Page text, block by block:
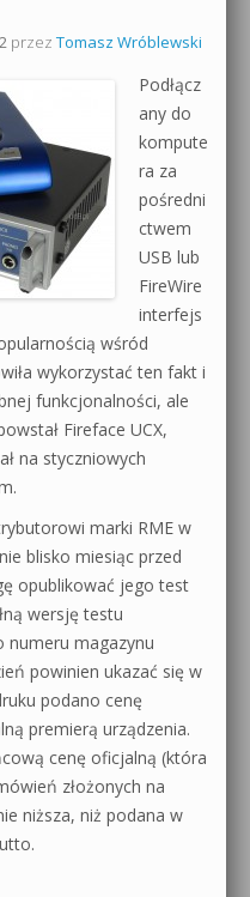
przez Tomasz Wróblewski
Podłącz
any do
kompute
ra za
pośredni
ctwem
USB lub
FireWire
interfejs
wśród
wykorzystać ten fakt i
funkcjonalności, ale
Fireface UCX,
na styczniowych
marki RME w
blisko miesiąc przed
opublikować jego test
wersję testu
numeru magazynu
powinien ukazać się w
podano cenę
premierą urządzenia.
cenę oficjalną (która
złożonych na
niższa, niż podana w